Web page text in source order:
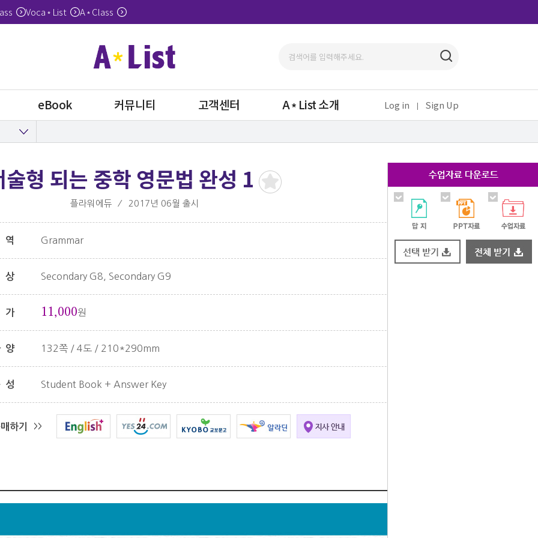
Voca* List A*Class
eBook 커뮤니티 고객센터 A List 소개 Log in Sign Up
술형 되는 중학 영문법 완성 1
플라워에듀 ⁄ 2017년 06월 출시
역 Grammar
상 Secondary G8, Secondary G9
가 11,000원
양 132쪽 / 4도 / 210*290mm
성 Student Book + Answer Key
하기 >>